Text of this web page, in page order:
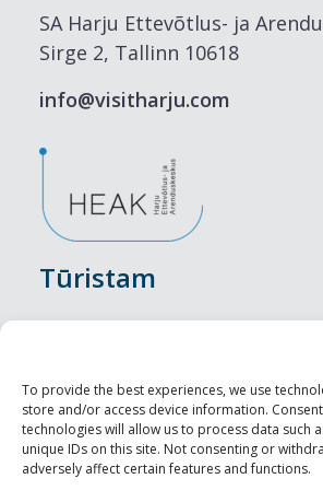
To provide the best experiences, we use
store and/or access device information.
technologies will allow us to process data such
unique IDs on this site. Not consenting or
adversely affect certain features and functions.
SA Harju Ettevõtlus- ja
Sirge 2, Tallinn 10618
info@visitharju.com
Tūristam
Nakšņošana
Vietas maltītei
Apskates objekti